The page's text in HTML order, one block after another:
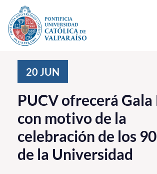
Click acá para ir directamente al contenido
Investigación, Creación e Innovación
PUCV Internacional
Vinculación con el Medio
Admisión
20 JUN
PUCV ofrecerá Gala
con motivo de la
celebración de los
de la Universidad